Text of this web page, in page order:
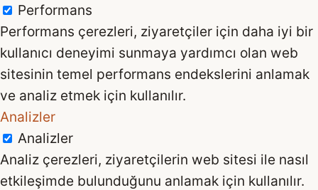
Performans
Performans çerezleri, ziyaretçiler için daha iyi bir
kullanıcı deneyimi sunmaya yardımcı olan web
sitesinin temel performans endekslerini anlamak
ve analiz etmek için kullanılır.
Analizler
Analizler
Analiz çerezleri, ziyaretçilerin web sitesi ile nasıl
etkileşimde bulunduğunu anlamak için kullanılır.